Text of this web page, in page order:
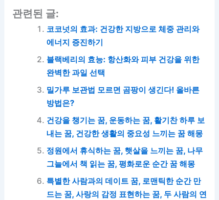
관련된 글:
코코넛의 효과: 건강한 지방으로 체중 관리와
에너지 증진하기
블랙베리의 효능: 항산화와 피부 건강을 위한
완벽한 과일 선택
밀가루 보관법 모르면 곰팡이 생긴다! 올바른
방법은?
건강을 챙기는 꿈, 운동하는 꿈, 활기찬 하루 보
내는 꿈, 건강한 생활의 중요성 느끼는 꿈 해몽
정원에서 휴식하는 꿈, 햇살을 느끼는 꿈, 나무
그늘에서 책 읽는 꿈, 평화로운 순간 꿈 해몽
특별한 사람과의 데이트 꿈, 로맨틱한 순간 만
드는 꿈, 사랑의 감정 표현하는 꿈, 두 사람의 연